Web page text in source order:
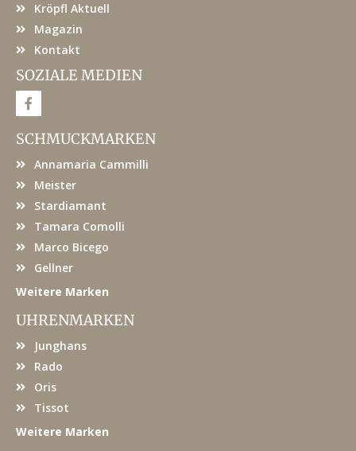
Kröpfl Aktuell
Magazin
Kontakt
SOZIALE MEDIEN
F
a
e
b
o
SCHMUCKMARKEN
Annamaria Cammilli
Meister
Stardiamant
Tamara Comolli
Marco Bicego
Gellner
Weitere Marken
UHRENMARKEN
Junghans
Rado
Oris
Tissot
Weitere Marken